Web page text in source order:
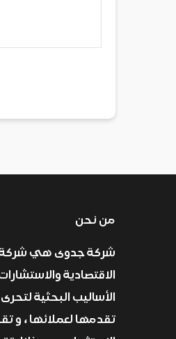
من نحن
شركة جدوى هي شركة
الاقتصادية
الأساليب البحثية
تقدمها لعملائها ، و